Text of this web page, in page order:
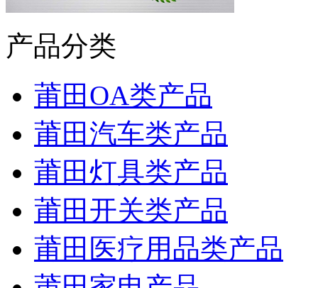
产品分类
莆田OA类产品
莆田汽车类产品
莆田灯具类产品
莆田开关类产品
莆田医疗用品类产品